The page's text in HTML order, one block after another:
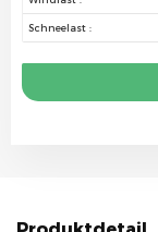
Schneelast :